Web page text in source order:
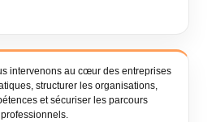
intervenons au cœur des entreprises
structurer les organisations,
et sécuriser les parcours
professionnels.